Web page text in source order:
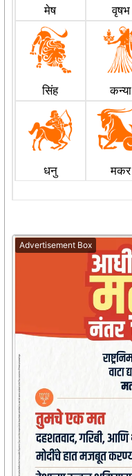
मेष वृषभ
सिंह कन्या
धनु मकर
Advertisement Box